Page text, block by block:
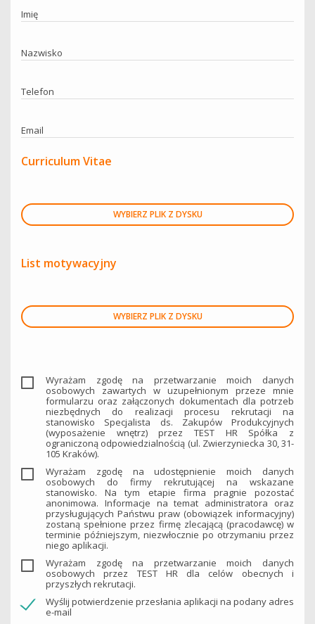
Imię
Nazwisko
Telefon
Email
Curriculum Vitae
WYBIERZ PLIK Z DYSKU
List motywacyjny
WYBIERZ PLIK Z DYSKU
Wyrażam zgodę na przetwarzanie moich danych
osobowych zawartych w uzupełnionym przeze mnie
formularzu oraz załączonych dokumentach dla potrzeb
niezbędnych do realizacji procesu rekrutacji na
stanowisko Specjalista ds. Zakupów Produkcyjnych
(wyposażenie wnętrz) przez TEST HR Spółka z
ograniczoną odpowiedzialnością (ul. Zwierzyniecka 30, 31-
105 Kraków).
Wyrażam zgodę na udostępnienie moich danych
osobowych do firmy rekrutującej na wskazane
stanowisko. Na tym etapie firma pragnie pozostać
anonimowa. Informacje na temat administratora oraz
przysługujących Państwu praw (obowiązek informacyjny)
zostaną spełnione przez firmę zlecającą (pracodawcę) w
terminie późniejszym, niezwłocznie po otrzymaniu przez
niego aplikacji.
Wyrażam zgodę na przetwarzanie moich danych
osobowych przez TEST HR dla celów obecnych i
przyszłych rekrutacji.
Wyślij potwierdzenie przesłania aplikacji na podany adres
e-mail